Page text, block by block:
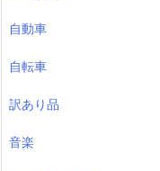
自動車
自転車
訳あり品
音楽